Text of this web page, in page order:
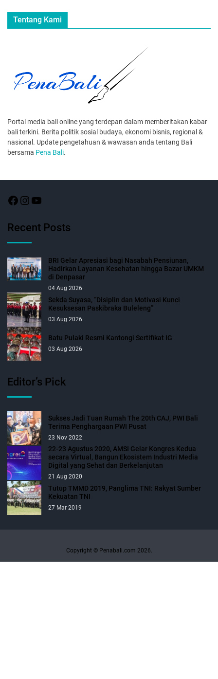
Tentang Kami
Portal media bali online yang terdepan dalam memberitakan kabar
bali terkini. Berita politik sosial budaya, ekonomi bisnis, regional &
nasional. Update pengetahuan & wawasan anda tentang Bali
bersama Pena Bali.
Recent Posts
BRI Gelar Apresiasi bagi Nasabah Pensiunan,
Hadirkan Layanan Kesehatan hingga Bazar UMKM
di Denpasar
04 Aug 2026
Sekda Suyasa, “Disiplin dan Motivasi Kunci
Kesuksesan Paskibraka Buleleng”
03 Aug 2026
Batu Pulaki Resmi Kantongi Sertifikat IG
03 Aug 2026
Editor’s Pick
Sukses Jadi Tuan Rumah The 20th CAJ, PWI Bali
Terima Penghargaan PWI Pusat
23 Nov 2022
22-23 Agustus 2020, AMSI Gelar Kongres Kedua
secara Virtual, Bangun Ekosistem Industri Media
Digital yang Sehat dan Berkelanjutan
21 Aug 2020
Tutup TMMD 2019, Panglima TNI: Rakyat Sumber
Kekuatan TNI
27 Mar 2019
Copyright © Penabali.com 2026.